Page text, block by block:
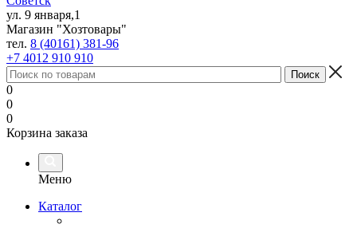
ул. 9 января,1
Магазин "Хозтовары"
тел. 8 (40161) 381-96
+7 4012 910 910
0
0
0
Корзина заказа
Меню
Каталог